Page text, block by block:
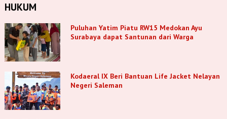
HUKUM
Puluhan Yatim Piatu RW15 Medokan Ayu
Surabaya dapat Santunan dari Warga
Kodaeral IX Beri Bantuan Life Jacket Nelayan
Negeri Saleman